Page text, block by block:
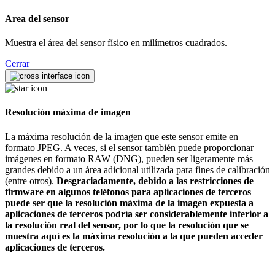
Area del sensor
Muestra el área del sensor físico en milímetros cuadrados.
Cerrar
Resolución máxima de imagen
La máxima resolución de la imagen que este sensor emite en
formato JPEG. A veces, si el sensor también puede proporcionar
imágenes en formato RAW (DNG), pueden ser ligeramente más
grandes debido a un área adicional utilizada para fines de calibración
(entre otros). Desgraciadamente, debido a las restricciones de
firmware en algunos teléfonos para aplicaciones de terceros
puede ser que la resolución máxima de la imagen expuesta a
aplicaciones de terceros podría ser considerablemente inferior a
la resolución real del sensor, por lo que la resolución que se
muestra aquí es la máxima resolución a la que pueden acceder
aplicaciones de terceros.